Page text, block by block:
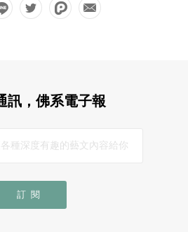
訊，佛系電子報
訂閱